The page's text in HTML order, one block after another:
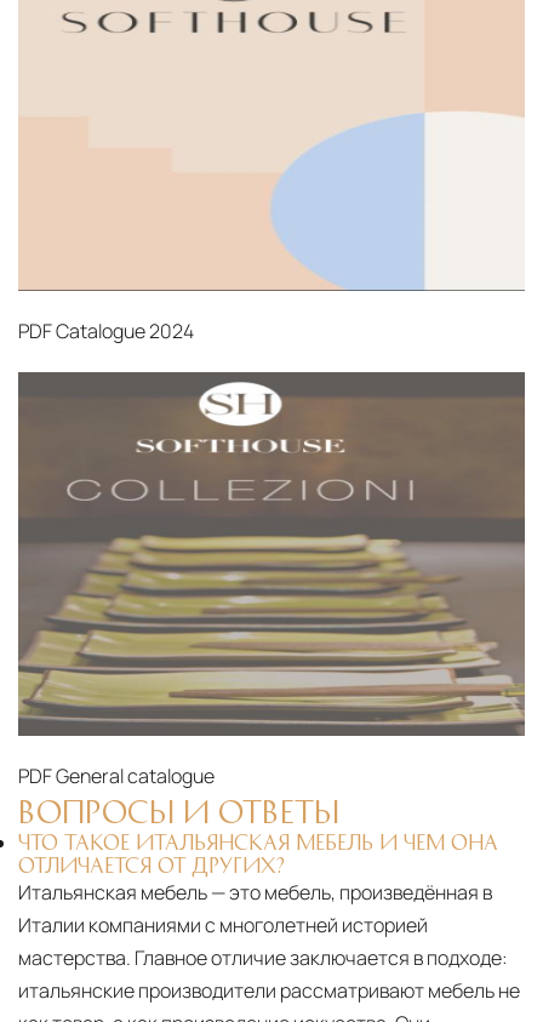
PDFCatalogue 2024
PDFGeneral catalogue
ВОПРОСЫ И ОТВЕТЫ
ЧТО ТАКОЕ ИТАЛЬЯНСКАЯ МЕБЕЛЬ И ЧЕМ ОНА
ОТЛИЧАЕТСЯ ОТ ДРУГИХ?
Итальянская мебель — это мебель, произведённая в
Италии компаниями с многолетней историей
мастерства. Главное отличие заключается в подходе:
итальянские производители рассматривают мебель не